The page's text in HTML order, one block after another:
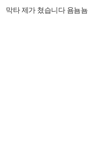
막타 제가 쳤습니다 욤뇸뇸